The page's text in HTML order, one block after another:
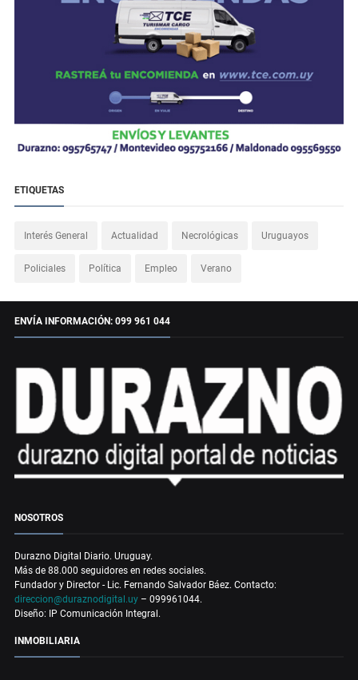
ETIQUETAS
Interés General Actualidad Necrológicas Uruguayos
Policiales Política Empleo Verano
ENVÍA INFORMACIÓN: 099 961 044
NOSOTROS
Durazno Digital Diario. Uruguay.
Más de 88.000 seguidores en redes sociales.
Fundador y Director - Lic. Fernando Salvador Báez. Contacto:
direccion@duraznodigital.uy – 099961044.
Diseño: IP Comunicación Integral.
INMOBILIARIA